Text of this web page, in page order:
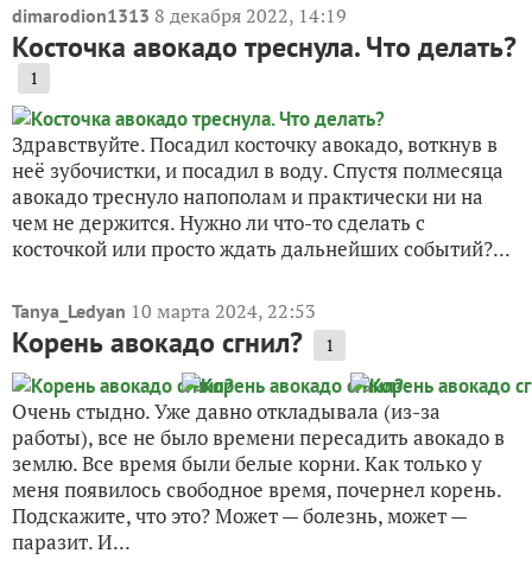
dimarodion1313 8 декабря 2022, 14:19
Косточка авокадо треснула. Что делать?
1
Здравствуйте. Посадил косточку авокадо, воткнув в
неё зубочистки, и посадил в воду. Спустя полмесяца
авокадо треснуло напополам и практически ни на
чем не держится. Нужно ли что-то сделать с
косточкой или просто ждать дальнейших событий?...
Tanya_Ledyan 10 марта 2024, 22:53
Корень авокадо сгнил? 1
Очень стыдно. Уже давно откладывала (из-за
работы), все не было времени пересадить авокадо в
землю. Все время были белые корни. Как только у
меня появилось свободное время, почернел корень.
Подскажите, что это? Может — болезнь, может —
паразит. И...